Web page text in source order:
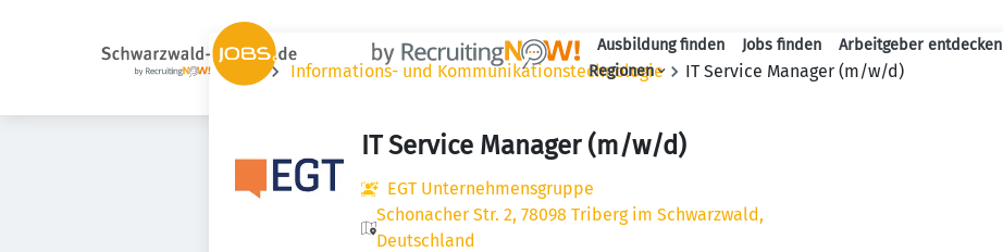
Haupt-Navigation
Ausbildung finden Jobs finden
Arbeitgeber entdecken
Regionen
Informations- und Kommunikationstechnologie IT Service Manager (m/w/d)
IT Service Manager (m/w/d)
EGT Unternehmensgruppe
Schonacher Str. 2, 78098 Triberg im Schwarzwald,
Deutschland